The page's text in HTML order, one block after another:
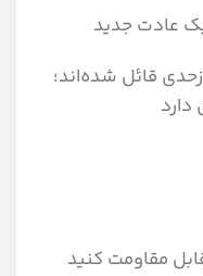
قائل شده‌اند؛